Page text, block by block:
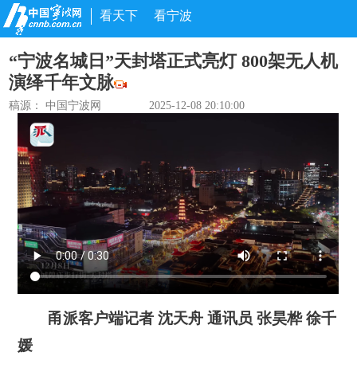
看天下 看宁波
“宁波名城日”天封塔正式亮灯 800架无人机
演绎千年文脉
稿源： 中国宁波网 2025-12-08 20:10:00
甬派客户端记者 沈天舟 通讯员 张昊桦 徐千
媛